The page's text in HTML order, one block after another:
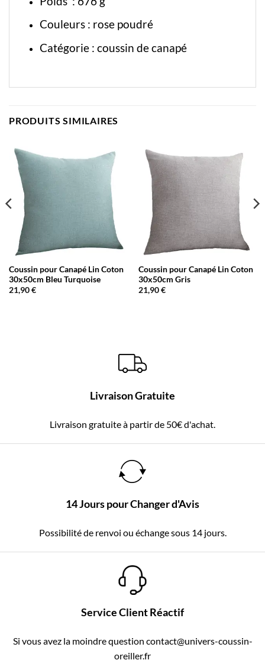
Couleurs : rose poudré
Catégorie : coussin de canapé
PRODUITS SIMILAIRES
Coussin pour Canapé Lin Coton
30x50cm Bleu Turquoise
21,90€
Coussin pour Canapé Lin Coton
30x50cm Gris
21,90€
Livraison Gratuite
Livraison gratuite à partir de 50€ d'achat.
14 Jours pour Changer d'Avis
Possibilité de renvoi ou échange sous 14 jours.
Service Client Réactif
Si vous avez la moindre question contact@univers-coussin-
oreiller.fr